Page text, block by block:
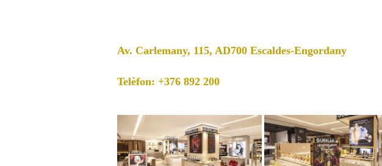
Av. Carlemany, 115, AD700 Escaldes-Engordany
Telèfon: +376 892 200